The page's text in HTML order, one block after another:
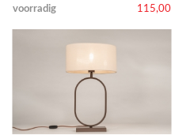
voorradig
115,00